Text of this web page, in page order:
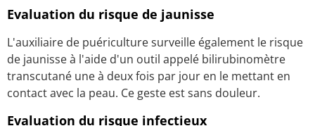
Evaluation du risque de jaunisse
L'auxiliaire de puériculture surveille également le risque
de jaunisse à l'aide d'un outil appelé bilirubinomètre
transcutané une à deux fois par jour en le mettant en
contact avec la peau. Ce geste est sans douleur.
Evaluation du risque infectieux